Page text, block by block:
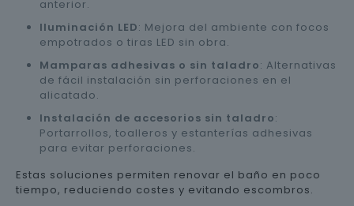
anterior.
Iluminación LED: Mejora del ambiente con focos
empotrados o tiras LED sin obra.
Mamparas adhesivas o sin taladro: Alternativas
de fácil instalación sin perforaciones en el
alicatado.
Instalación de accesorios sin taladro:
Portarrollos, toalleros y estanterías adhesivas
para evitar perforaciones.
Estas soluciones permiten renovar el baño en poco
tiempo, reduciendo costes y evitando escombros.